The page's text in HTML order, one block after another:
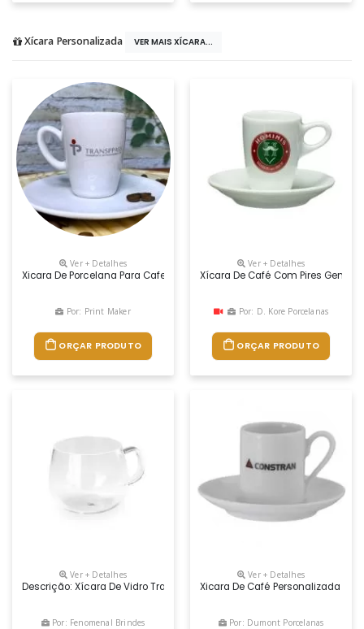
Xícara Personalizada VER MAIS XÍCARA...
Ver + Detalhes
Xicara De Porcelana Para Cafe Modelo Espresso, 75 Ml.
Por: Print Maker
ORÇAR PRODUTO
Ver + Detalhes
Xícara De Café Com Pires
Por: D. Kore Porcelanas
ORÇAR PRODUTO
Ver + Detalhes
Descrição: Xícara De Vidro Transparente Com Capacidade De 350ml.
Por: Fenomenal Brindes
Ver + Detalhes
Xicara De Café Personalizada
Por: Dumont Porcelanas